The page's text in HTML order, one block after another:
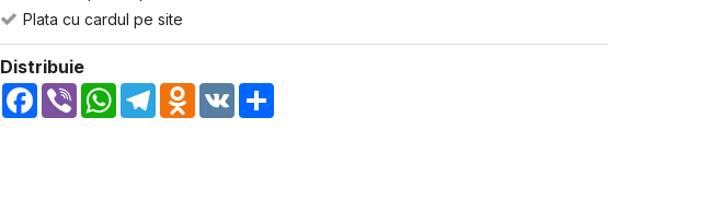
Plata cu cardul pe site
Distribuie
Facebook
Viber WhatsApp
TelegramOdnoklassniki
VK